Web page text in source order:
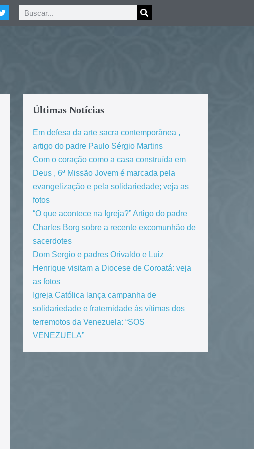
Últimas Notícias
Em defesa da arte sacra contemporânea ,
artigo do padre Paulo Sérgio Martins
Com o coração como a casa construída em
Deus , 6ª Missão Jovem é marcada pela
evangelização e pela solidariedade; veja as
fotos
“O que acontece na Igreja?” Artigo do padre
Charles Borg sobre a recente excomunhão de
sacerdotes
Dom Sergio e padres Orivaldo e Luiz
Henrique visitam a Diocese de Coroatá: veja
as fotos
Igreja Católica lança campanha de
solidariedade e fraternidade às vítimas dos
terremotos da Venezuela: “SOS
VENEZUELA”